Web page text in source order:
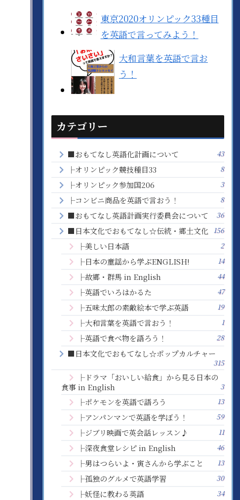
東京2020オリンピック33種目
を英語で言ってみよう！
大和言葉を英語で言お
う！
カテゴリー
■おもてなし英語化計画について 43
├オリンピック競技種目33 8
├オリンピック参加国206 3
├コンビニ商品を英語で言おう！ 8
■おもてなし英語計画実行委員会について 36
■日本文化でおもてなし☆伝統・郷土文化 156
├美しい日本語 2
├日本の童謡から学ぶENGLISH! 14
├故郷・群馬 in English 44
├英語でいろはかるた 47
├五味太郎の素敵絵本で学ぶ英語 19
├大和言葉を英語で言おう！ 1
├英語で食べ物を語ろう！ 28
■日本文化でおもてなし☆ポップカルチャー
315
├ドラマ「おいしい給食」から見る日本の
食事 in English
3
├ポケモンを英語で語ろう 13
├アンパンマンで英語を学ぼう！ 59
├ジブリ映画で英会話レッスン♪ 11
├深夜食堂レシピ in English 46
├男はつらいよ・寅さんから学ぶこと 13
├孤独のグルメで英語学習 30
├妖怪に教わる英語 34